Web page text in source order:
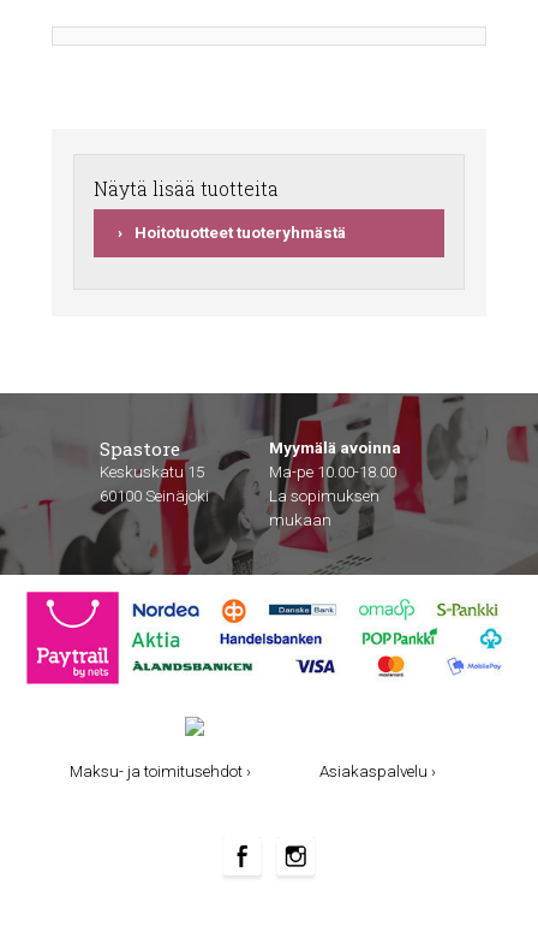
Näytä lisää tuotteita
Hoitotuotteet tuoteryhmästä
Spastore
Keskuskatu 15
60100 Seinäjoki
Myymälä avoinna
Ma-pe 10.00-18.00
La sopimuksen
mukaan
Maksu- ja toimitusehdot › Asiakaspalvelu ›